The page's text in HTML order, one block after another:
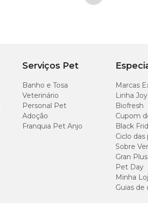
Serviços Pet
Banho e Tosa
Veterinário
Personal Pet
Adoção
Franquia Pet Anjo
Marcas
Linha Joy
Biofresh
Cupom
Black
Ciclo das
Sobre
Gran Plus
Pet Day
Minha
Guias de